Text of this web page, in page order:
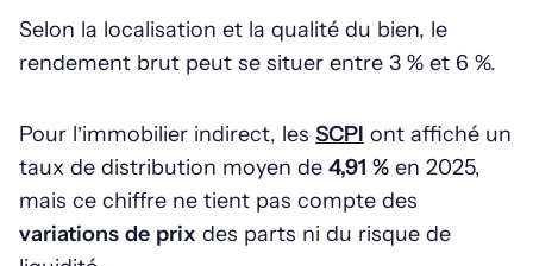
Selon la localisation et la qualité du bien, le
rendement brut peut se situer entre 3 % et 6 %.
Pour l’immobilier indirect, les SCPI ont affiché un
taux de distribution moyen de 4,91 % en 2025,
mais ce chiffre ne tient pas compte des
variations de prix des parts ni du risque de